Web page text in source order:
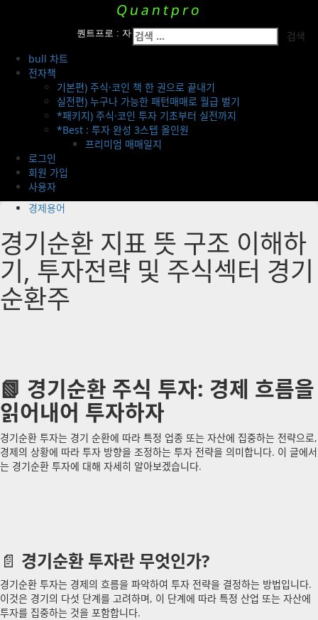
Quantpro
퀀트프로 : 자산운용팀의 투자 전략 공개
bull 차트
전자책
기본편) 주식·코인 책 한 권으로 끝내기
실전편) 누구나 가능한 패턴매매로 월급 벌기
*패키지) 주식·코인 투자 기초부터 실전까지
*Best : 투자 완성 3스텝 올인원
프리미엄 매매일지
로그인
회원 가입
사용자
검
색:
경제용어
경기순환 지표 뜻 구조 이해하
기, 투자전략 및 주식섹터 경기
순환주
📗 경기순환 주식 투자: 경제 흐름을
읽어내어 투자하자
경기순환 투자는 경기 순환에 따라 특정 업종 또는 자산에 집중하는 전략으로,
경제의 상황에 따라 투자 방향을 조정하는 투자 전략을 의미합니다. 이 글에서
는 경기순환 투자에 대해 자세히 알아보겠습니다.
📄 경기순환 투자란 무엇인가?
경기순환 투자는 경제의 흐름을 파악하여 투자 전략을 결정하는 방법입니다.
이것은 경기의 다섯 단계를 고려하며, 이 단계에 따라 특정 산업 또는 자산에
투자를 집중하는 것을 포함합니다.